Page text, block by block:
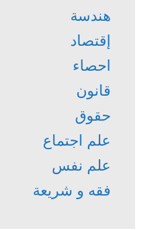
هندسة
إقتصاد
احصاء
قانون
حقوق
علم اجتماع
علم نفس
فقه و شريعة